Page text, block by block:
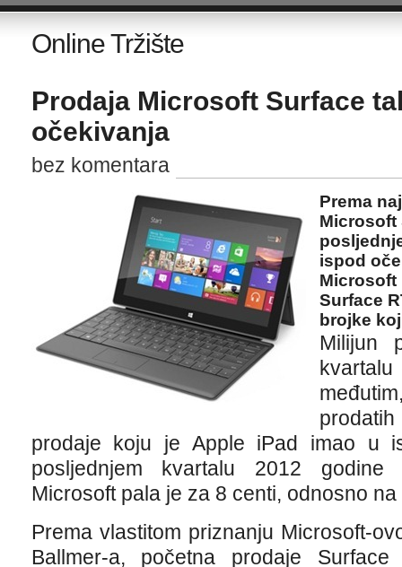
Online Tržište
Prodaja Microsoft Surface
očekivanja
bez komentara
Prema
Microsoft
ispod
Microsoft
Surface
brojke
Milijun
prodaje koju je Apple iPad imao u
posljednjem kvartalu 2012 godine
Microsoft pala je za 8 centi, odnosno
Prema vlastitom priznanju Microsoft-
Ballmer-a, početna prodaje